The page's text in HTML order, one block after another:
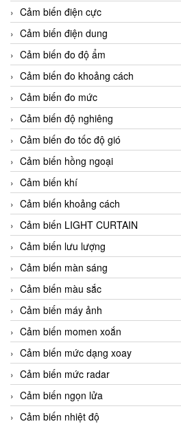
Cảm biến điện cực
Cảm biến điện dung
Cảm biến đo độ ẩm
Cảm biến đo khoảng cách
Cảm biến đo mức
Cảm biến độ nghiêng
Cảm biến đo tốc độ gió
Cảm biến hồng ngoại
Cảm biến khí
Cảm biến khoảng cách
Cảm biến LIGHT CURTAIN
Cảm biến lưu lượng
Cảm biến màn sáng
Cảm biến màu sắc
Cảm biến máy ảnh
Cảm biến momen xoắn
Cảm biến mức dạng xoay
Cảm biến mức radar
Cảm biến ngọn lửa
Cảm biến nhiệt độ